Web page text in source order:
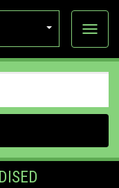
Ava